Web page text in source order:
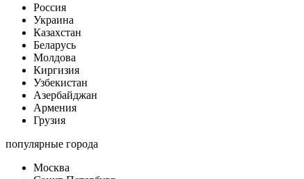
Россия
Украина
Казахстан
Беларусь
Молдова
Киргизия
Узбекистан
Азербайджан
Армения
Грузия
популярные города
Москва